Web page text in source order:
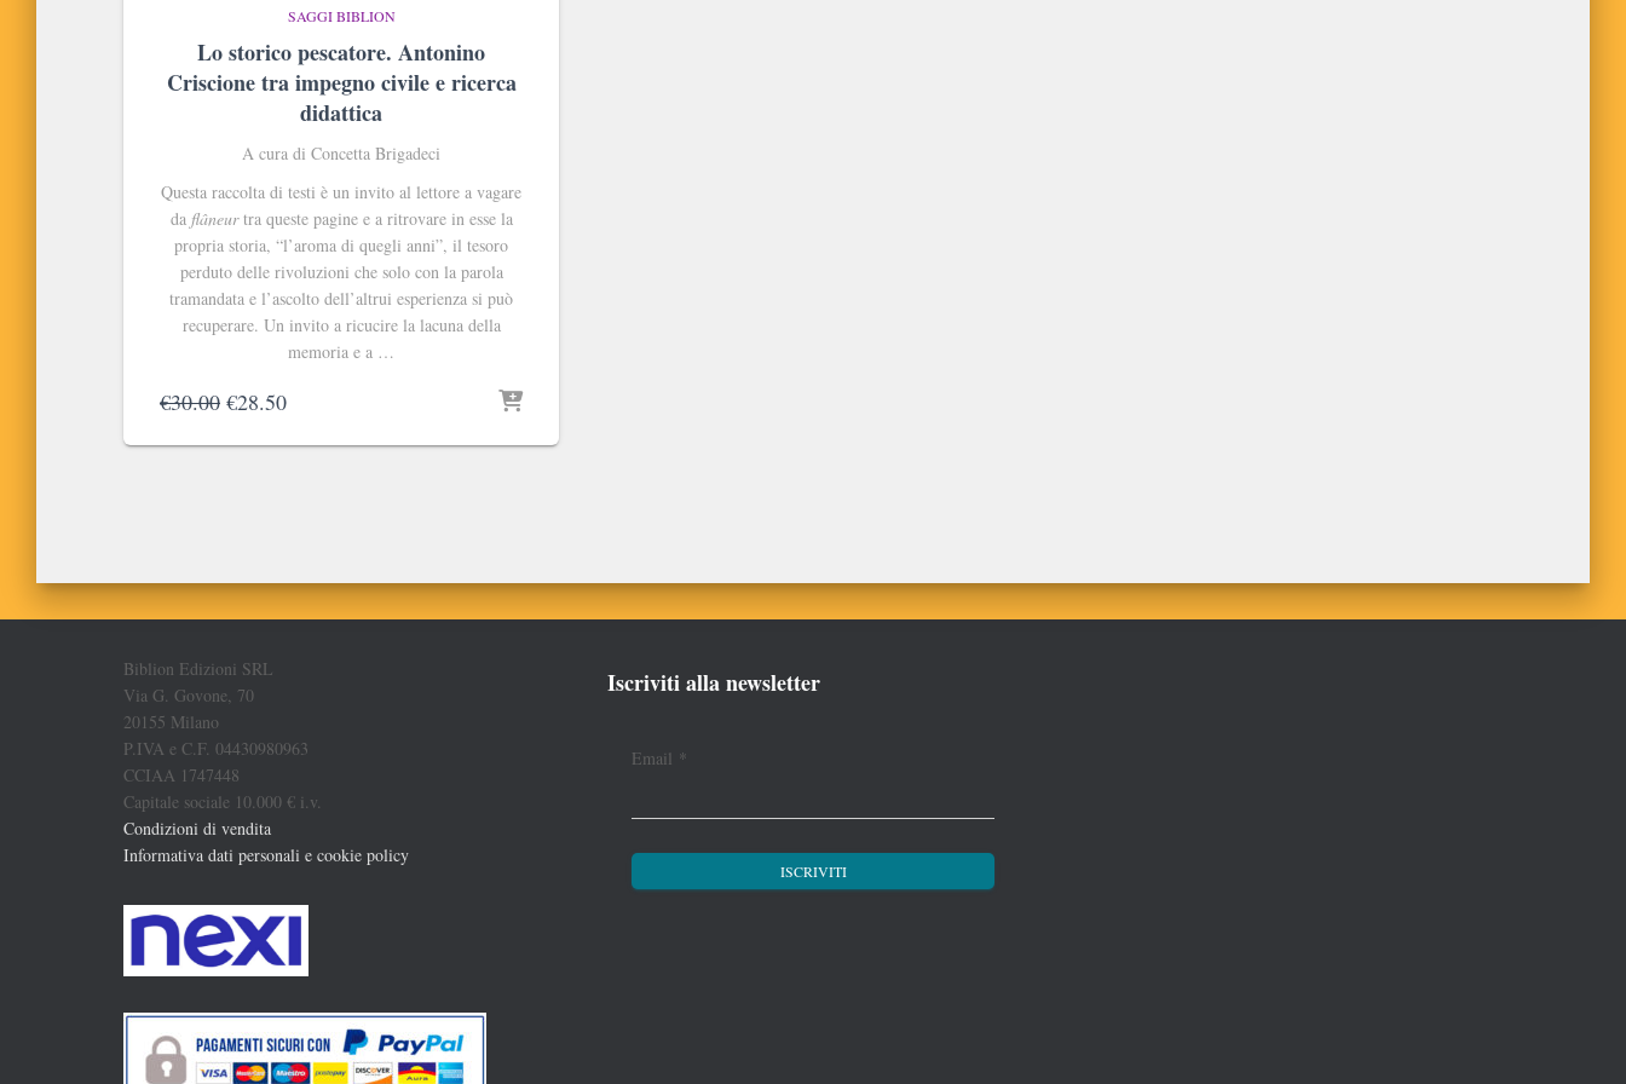
SAGGI BIBLION
Lo storico pescatore. Antonino
Criscione tra impegno civile e ricerca
didattica
A cura di Concetta Brigadeci
Questa raccolta di testi è un invito al lettore a vagare
da flâneurtra queste pagine e a ritrovare in esse la
propria storia, “l’aroma di quegli anni”, il tesoro
perduto delle rivoluzioni che solo con la parola
tramandata e l’ascolto dell’altrui esperienza si può
recuperare. Un invito a ricucire la lacuna della
memoria e a …
€30.00 Il
originale
€28.50Il
attuale
Biblion Edizioni SRL
Via G. Govone, 70
20155 Milano
P.IVA e C.F. 04430980963
CCIAA 1747448
Capitale sociale 10.000 € i.v.
Condizioni di vendita
Informativa dati personali e cookie policy
Iscriviti alla newsletter
Email *